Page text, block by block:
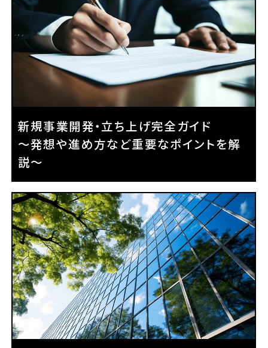
新規事業開発・立ち上げ完全ガイド
～発想や進め方など重要なポイントを解
説～